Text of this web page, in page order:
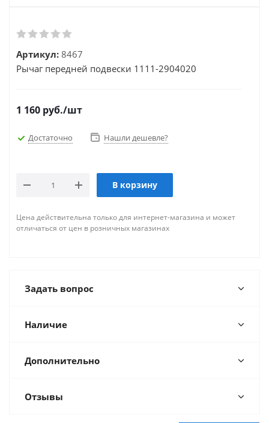
Артикул: 8467
Рычаг передней подвески 1111-2904020
1 160 руб./шт
Достаточно Нашли дешевле?
В корзину
Цена действительна только для интернет-магазина и может
отличаться от цен в розничных магазинах
Задать вопрос
Наличие
Дополнительно
Отзывы